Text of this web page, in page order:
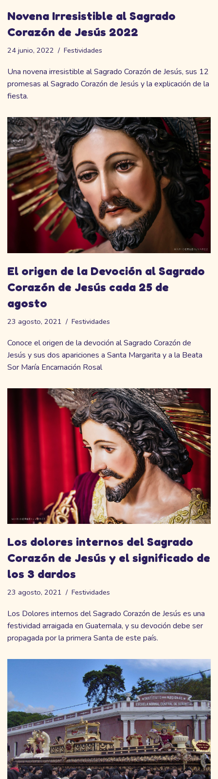
Novena Irresistible al Sagrado
Corazón de Jesús 2022
24 junio, 2022 Festividades
Una novena irresistible al Sagrado Corazón de Jesús, sus 12
promesas al Sagrado Corazón de Jesús y la explicación de la
fiesta.
El origen de la Devoción al Sagrado
Corazón de Jesús cada 25 de
agosto
23 agosto, 2021 Festividades
Conoce el origen de la devoción al Sagrado Corazón de
Jesús y sus dos apariciones a Santa Margarita y a la Beata
Sor María Encarnación Rosal
Los dolores internos del Sagrado
Corazón de Jesús y el significado de
los 3 dardos
23 agosto, 2021 Festividades
Los Dolores internos del Sagrado Corazón de Jesús es una
festividad arraigada en Guatemala, y su devoción debe ser
propagada por la primera Santa de este país.